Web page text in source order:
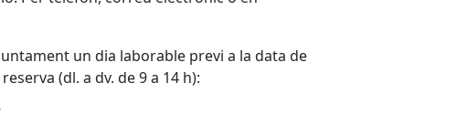
un dia laborable previ a la data de
(dl. a dv. de 9 a 14 h):